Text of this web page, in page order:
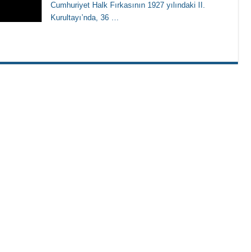
Cumhuriyet Halk Fırkasının 1927 yılındaki II.
Kurultayı’nda, 36 …